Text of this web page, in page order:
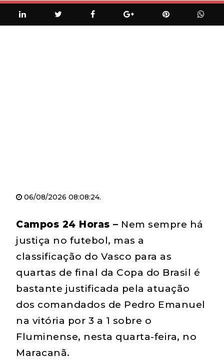
06/08/2026 08:08:24.
Campos 24 Horas – Nem sempre há
justiça no futebol, mas a
classificação do Vasco para as
quartas de final da Copa do Brasil é
bastante justificada pela atuação
dos comandados de Pedro Emanuel
na vitória por 3 a 1 sobre o
Fluminense, nesta quarta-feira, no
Maracanã.